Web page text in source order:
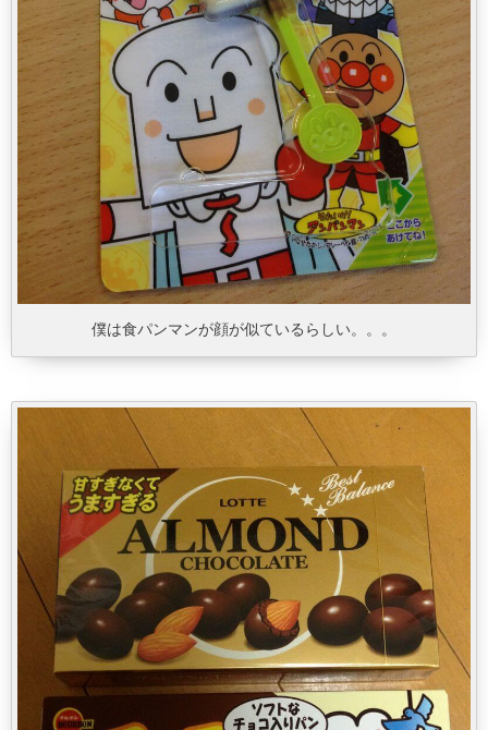
僕は食パンマンが顔が似ているらしい。。。